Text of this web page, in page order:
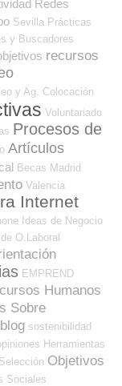
Redes
Sevilla Prácticas
y Buscadores
recursos
y Ag. Colocación
Voluntariado
Procesos de
Artículos
Becas Madrid
Valencia
Internet
Ideas de Negocio
O.Laboral
EMPREND
Humanos
Sobre
blog sostenibilidad
Herramientas
Objetivos
Sociales